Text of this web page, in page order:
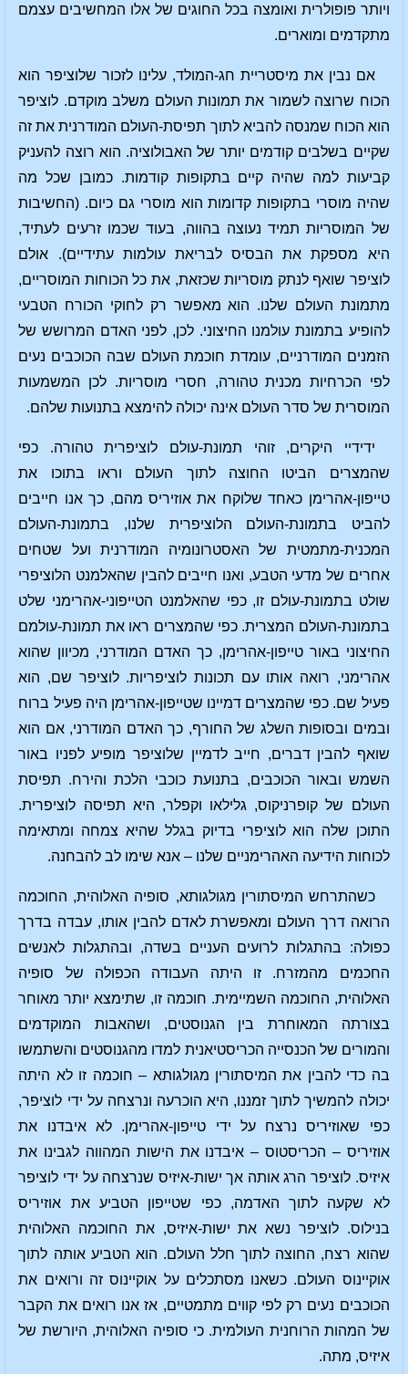
ויותר פופולרית ואומצה בכל החוגים של אלו המחשיבים עצמם
מתקדמים ומוארים.
אם נבין את מיסטריית חג-המולד, עלינו לזכור שלוציפר הוא
הכוח שרוצה לשמור את תמונות העולם משלב מוקדם. לוציפר
הוא הכוח שמנסה להביא לתוך תפיסת-העולם המודרנית את זה
שקיים בשלבים קודמים יותר של האבולוציה. הוא רוצה להעניק
קביעות למה שהיה קיים בתקופות קודמות. כמובן שכל מה
שהיה מוסרי בתקופות קדומות הוא מוסרי גם כיום. (החשיבות
של המוסריות תמיד נעוצה בהווה, בעוד שכמו זרעים לעתיד,
היא מספקת את הבסיס לבריאת עולמות עתידיים). אולם
לוציפר שואף לנתק מוסריות שכזאת, את כל הכוחות המוסריים,
מתמונת העולם שלנו. הוא מאפשר רק לחוקי הכורח הטבעי
להופיע בתמונת עולמנו החיצוני. לכן, לפני האדם המרושש של
הזמנים המודרניים, עומדת חוכמת העולם שבה הכוכבים נעים
לפי הכרחיות מכנית טהורה, חסרי מוסריות. לכן המשמעות
המוסרית של סדר העולם אינה יכולה להימצא בתנועות שלהם.
ידידיי היקרים, זוהי תמונת-עולם לוציפרית טהורה. כפי
שהמצרים הביטו החוצה לתוך העולם וראו בתוכו את
טייפון-אהרימן כאחד שלוקח את אוזיריס מהם, כך אנו חייבים
להביט בתמונת-העולם הלוציפרית שלנו, בתמונת-העולם
המכנית-מתמטית של האסטרונומיה המודרנית ועל שטחים
אחרים של מדעי הטבע, ואנו חייבים להבין שהאלמנט הלוציפרי
שולט בתמונת-עולם זו, כפי שהאלמנט הטייפוני-אהרימני שלט
בתמונת-העולם המצרית. כפי שהמצרים ראו את תמונת-עולמם
החיצוני באור טייפון-אהרימן, כך האדם המודרני, מכיוון שהוא
אהרימני, רואה אותו עם תכונות לוציפריות. לוציפר שם, הוא
פעיל שם. כפי שהמצרים דמיינו שטייפון-אהרימן היה פעיל ברוח
ובמים ובסופות השלג של החורף, כך האדם המודרני, אם הוא
שואף להבין דברים, חייב לדמיין שלוציפר מופיע לפניו באור
השמש ובאור הכוכבים, בתנועת כוכבי הלכת והירח. תפיסת
העולם של קופרניקוס, גלילאו וקפלר, היא תפיסה לוציפרית.
התוכן שלה הוא לוציפרי בדיוק בגלל שהיא צמחה ומתאימה
לכוחות הידיעה האהרימניים שלנו – אנא שימו לב להבחנה.
כשהתרחש המיסתורין מגולגותא, סופיה האלוהית, החוכמה
הרואה דרך העולם ומאפשרת לאדם להבין אותו, עבדה בדרך
כפולה: בהתגלות לרועים העניים בשדה, ובהתגלות לאנשים
החכמים מהמזרח. זו היתה העבודה הכפולה של סופיה
האלוהית, החוכמה השמיימית. חוכמה זו, שתימצא יותר מאוחר
בצורתה המאוחרת בין הגנוסטים, ושהאבות המוקדמים
והמורים של הכנסייה הכריסטיאנית למדו מהגנוסטים והשתמשו
בה כדי להבין את המיסתורין מגולגותא – חוכמה זו לא היתה
יכולה להמשיך לתוך זמננו, היא הוכרעה ונרצחה על ידי לוציפר,
כפי שאוזיריס נרצח על ידי טייפון-אהרימן. לא איבדנו את
אוזיריס – הכריסטוס – איבדנו את הישות המהווה לגבינו את
איזיס. לוציפר הרג אותה אך ישות-איזיס שנרצחה על ידי לוציפר
לא שקעה לתוך האדמה, כפי שטייפון הטביע את אוזיריס
בנילוס. לוציפר נשא את ישות-איזיס, את החוכמה האלוהית
שהוא רצח, החוצה לתוך חלל העולם. הוא הטביע אותה לתוך
אוקיינוס העולם. כשאנו מסתכלים על אוקיינוס זה ורואים את
הכוכבים נעים רק לפי קווים מתמטיים, אז אנו רואים את הקבר
של המהות הרוחנית העולמית. כי סופיה האלוהית, היורשת של
איזיס, מתה.